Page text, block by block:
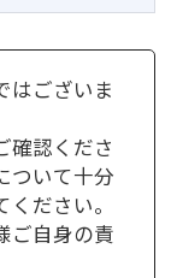
はございま
確認くださ
ついて十分
ださい。
ご自身の責